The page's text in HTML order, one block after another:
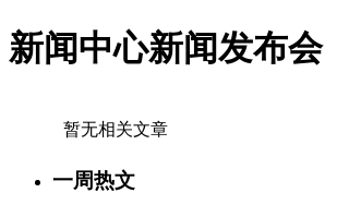
新闻中心新闻发布会
暂无相关文章
一周热文